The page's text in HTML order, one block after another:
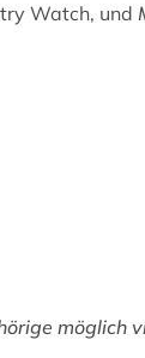
Watch, und
möglich